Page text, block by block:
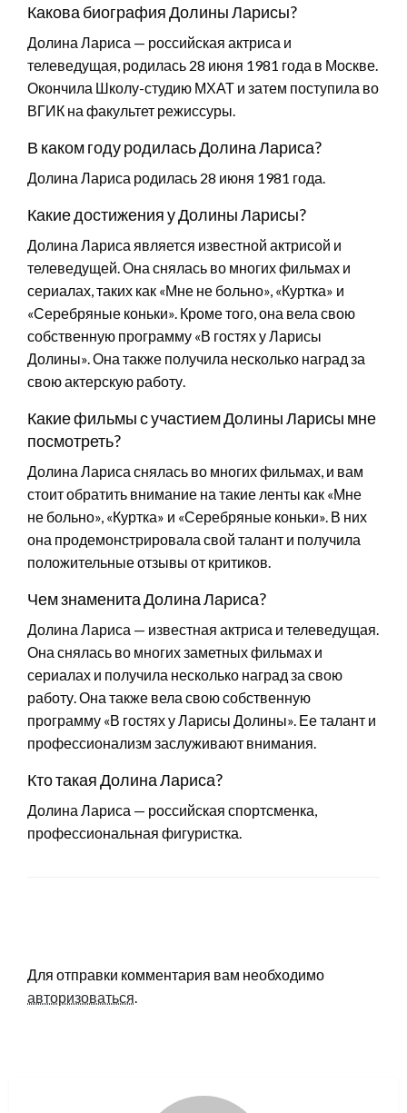
Какова биография Долины Ларисы?
Долина Лариса — российская актриса и
телеведущая, родилась 28 июня 1981 года в Москве.
Окончила Школу-студию МХАТ и затем поступила во
ВГИК на факультет режиссуры.
В каком году родилась Долина Лариса?
Долина Лариса родилась 28 июня 1981 года.
Какие достижения у Долины Ларисы?
Долина Лариса является известной актрисой и
телеведущей. Она снялась во многих фильмах и
сериалах, таких как «Мне не больно», «Куртка» и
«Серебряные коньки». Кроме того, она вела свою
собственную программу «В гостях у Ларисы
Долины». Она также получила несколько наград за
свою актерскую работу.
Какие фильмы с участием Долины Ларисы мне
посмотреть?
Долина Лариса снялась во многих фильмах, и вам
стоит обратить внимание на такие ленты как «Мне
не больно», «Куртка» и «Серебряные коньки». В них
она продемонстрировала свой талант и получила
положительные отзывы от критиков.
Чем знаменита Долина Лариса?
Долина Лариса — известная актриса и телеведущая.
Она снялась во многих заметных фильмах и
сериалах и получила несколько наград за свою
работу. Она также вела свою собственную
программу «В гостях у Ларисы Долины». Ее талант и
профессионализм заслуживают внимания.
Кто такая Долина Лариса?
Долина Лариса — российская спортсменка,
профессиональная фигуристка.
Для отправки комментария вам необходимо
авторизоваться.